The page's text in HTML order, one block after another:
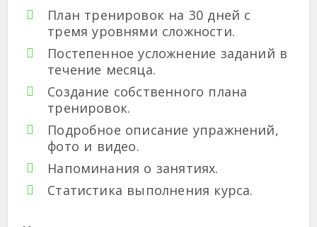
План тренировок на 30 дней с
тремя уровнями сложности.
Постепенное усложнение заданий в
течение месяца.
Создание собственного плана
тренировок.
Подробное описание упражнений,
фото и видео.
Напоминания о занятиях.
Статистика выполнения курса.